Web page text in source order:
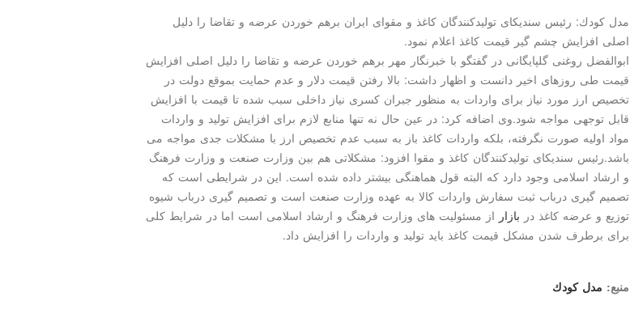
مدل كودك: رئیس سندیكای تولیدكنندگان كاغذ و مقوای ایران برهم خوردن عرضه و تقاضا را دلیل
اصلی افزایش چشم گیر قیمت كاغذ اعلام نمود.
ابوالفضل روغنی گلپایگانی در گفتگو با خبرنگار مهر برهم خوردن عرضه و تقاضا را دلیل اصلی افزایش
قیمت طی روزهای اخیر دانست و اظهار داشت: بالا رفتن قیمت دلار و عدم حمایت بموقع دولت در
تخصیص ارز مورد نیاز برای واردات به منظور جبران كسری نیاز داخلی سبب شده تا قیمت با افزایش
قابل توجهی مواجه شود.وی اضافه كرد: در عین حال نه تنها منابع لازم برای افزایش تولید و واردات
مواد اولیه صورت نگرفته، بلكه واردات كاغذ باز به سبب عدم تخصیص ارز با مشكلات جدی مواجه می
باشد.رئیس سندیكای تولیدكنندگان كاغذ و مقوا افزود: مشكلاتی هم بین وزارت صنعت و وزارت فرهنگ
و ارشاد اسلامی وجود دارد كه البته قول هماهنگی بیشتر داده شده است. این در شرایطی است كه
تصمیم گیری درباب ثبت سفارش واردات كالا به عهده وزارت صنعت است و تصمیم گیری درباب شیوه
توزیع و عرضه كاغذ در بازار از مسئولیت های وزارت فرهنگ و ارشاد اسلامی است اما در شرایط كلی
برای برطرف شدن مشكل قیمت كاغذ باید تولید و واردات را افزایش داد.
منبع: مدل كودك